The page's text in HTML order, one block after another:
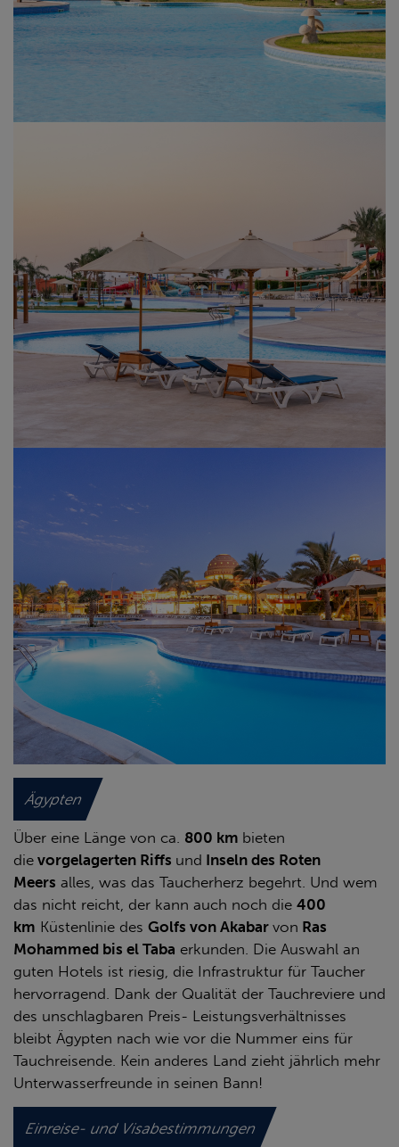
Ägypten
Über eine Länge von ca. 800 km bieten
die vorgelagerten Riffs und Inseln des Roten
Meers alles, was das Taucherherz begehrt. Und wem
das nicht reicht, der kann auch noch die 400
km Küstenlinie des Golfs von Akabar von Ras
Mohammed bis el Taba erkunden. Die Auswahl an
guten Hotels ist riesig, die Infrastruktur für Taucher
hervorragend. Dank der Qualität der Tauchreviere und
des unschlagbaren Preis- Leistungsverhältnisses
bleibt Ägypten nach wie vor die Nummer eins für
Tauchreisende. Kein anderes Land zieht jährlich mehr
Unterwasserfreunde in seinen Bann!
Einreise- und Visabestimmungen